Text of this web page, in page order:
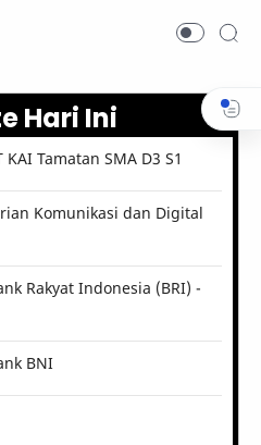
Hari Ini
Tamatan SMA D3 S1
Komunikasi dan Digital
Rakyat Indonesia (BRI) -
BNI